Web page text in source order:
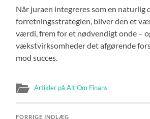
Når juraen integreres som en naturlig
forretningsstrategien, bliver den et
værdi, frem for et nødvendigt onde –
vækstvirksomheder det afgørende
mod succes.
Artikler på Alt Om Finans
FORRIGE INDLÆG